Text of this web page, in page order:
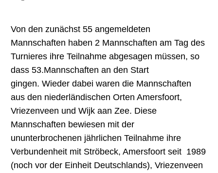
Von den zunächst 55 angemeldeten
Mannschaften haben 2 Mannschaften am Tag des
Turnieres ihre Teilnahme abgesagen müssen, so
dass 53.Mannschaften an den Start
gingen. Wieder dabei waren die Mannschaften
aus den niederländischen Orten Amersfoort,
Vriezenveen und Wijk aan Zee. Diese
Mannschaften bewiesen mit der
ununterbrochenen jährlichen Teilnahme ihre
Verbundenheit mit Ströbeck, Amersfoort seit 1989
(noch vor der Einheit Deutschlands), Vriezenveen